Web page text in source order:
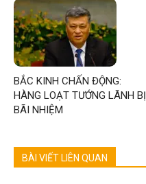
BẮC KINH CHẤN ĐỘNG:
HÀNG LOẠT TƯỚNG LÃNH BỊ
BÃI NHIỆM
BÀI VIẾT LIÊN QUAN